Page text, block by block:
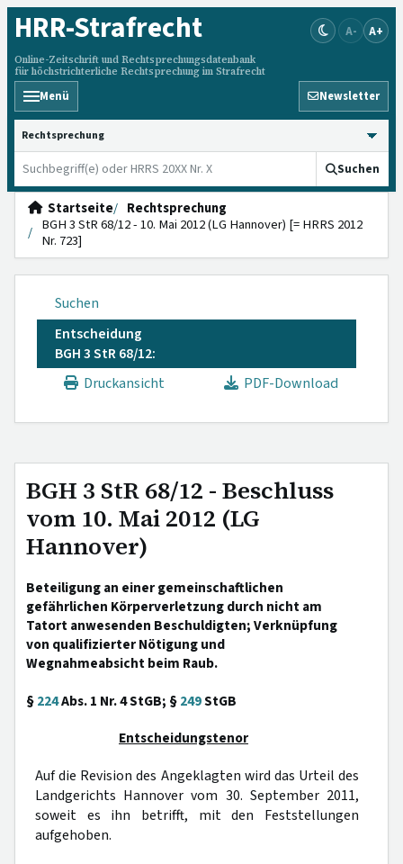
HRR-Strafrecht
Online-Zeitschrift und Rechtsprechungsdatenbank
für höchstrichterliche Rechtsprechung im Strafrecht
A- A+
Menü Newsletter
HRRS durchsuchen
Suchen
Startseite
Rechtsprechung
BGH 3 StR 68/12 - 10. Mai 2012 (LG Hannover) [= HRRS 2012
Nr. 723]
Suchen
Entscheidung
BGH 3 StR 68/12:
Druckansicht
PDF-Download
BGH 3 StR 68/12 - Beschluss
vom 10. Mai 2012 (LG
Hannover)
Beteiligung an einer gemeinschaftlichen
gefährlichen Körperverletzung durch nicht am
Tatort anwesenden Beschuldigten; Verknüpfung
von qualifizierter Nötigung und
Wegnahmeabsicht beim Raub.
§224Abs. 1 Nr. 4 StGB; §249StGB
Entscheidungstenor
Auf die Revision des Angeklagten wird das Urteil des
Landgerichts Hannover vom 30. September 2011,
soweit es ihn betrifft, mit den Feststellungen
aufgehoben.